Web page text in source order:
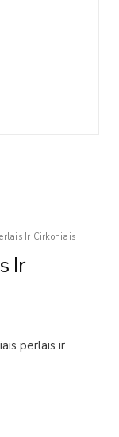
Ir Cirkoniais
Ir
perlais ir